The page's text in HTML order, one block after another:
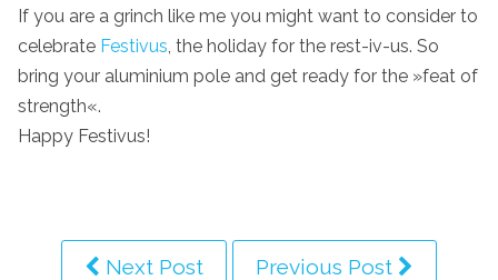
If you are a grinch like me you might want to consider to
celebrate Festivus , the holiday for the rest-iv-us. So
bring your aluminium pole and get ready for the »feat of
strength«.
Happy Festivus!
Next Post Previous Post